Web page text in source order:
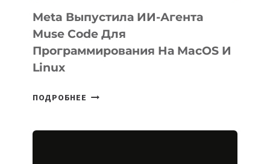
Meta Выпустила ИИ-Агента
Muse Code Для
Программирования На MacOS И
Linux
ПОДРОБНЕЕ META